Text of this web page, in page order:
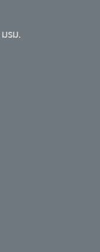
รม.